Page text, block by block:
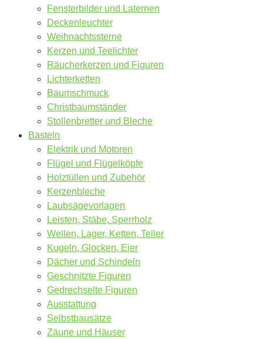
Fensterbilder und Laternen
Deckenleuchter
Weihnachtssterne
Kerzen und Teelichter
Räucherkerzen und Figuren
Lichterketten
Baumschmuck
Christbaumständer
Stollenbretter und Bleche
Basteln
Elektrik und Motoren
Flügel und Flügelköpfe
Holztüllen und Zubehör
Kerzenbleche
Laubsägevorlagen
Leisten, Stäbe, Sperrholz
Wellen, Lager, Ketten, Teller
Kugeln, Glocken, Eier
Dächer und Schindeln
Geschnitzte Figuren
Gedrechselte Figuren
Ausstattung
Selbstbausätze
Zäune und Häuser